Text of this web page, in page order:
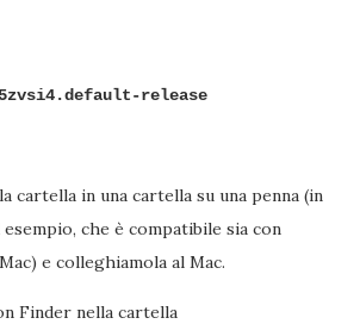
release
cartella in una cartella su una penna (in
che è compatibile sia con
e colleghiamola al Mac.
Finder nella cartella